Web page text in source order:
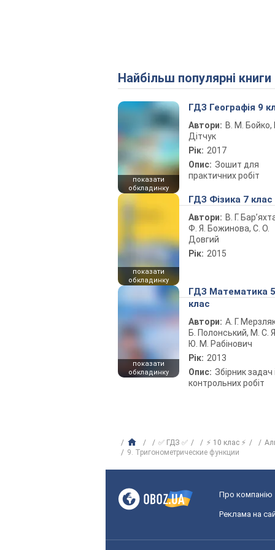
Найбільш популярні книги
показати
обкладинку
ГДЗ Географія 9
Автори: В. М. Бойко,
Дітчук
Рік: 2017
Опис: Зошит для
практичних робіт
показати
обкладинку
ГДЗ Фізика 7 клас
Автори: В. Г.
Ф. Я. Божинова, С. О.
Довгий
Рік: 2015
показати
обкладинку
ГДЗ Математика 5
клас
Автори: А. Г.
Б. Полонський, М. С.
Ю. М. Рабінович
Рік: 2013
Опис: Збірник задач
контрольних робіт
✅ ГДЗ ✅ ⚡ 10 клас ⚡
9. Тригонометрические функции
Про компанію
Реклама на